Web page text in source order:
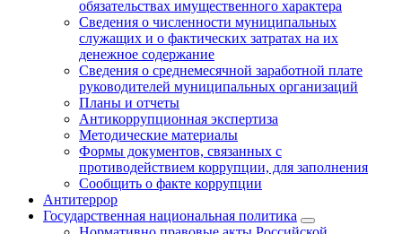
обязательствах имущественного характера
Сведения о численности муниципальных
служащих и о фактических затратах на их
денежное содержание
Сведения о среднемесячной заработной плате
руководителей муниципальных организаций
Планы и отчеты
Антикоррупционная экспертиза
Методические материалы
Формы документов, связанных с
противодействием коррупции, для заполнения
Сообщить о факте коррупции
Антитеррор
Государственная национальная политика